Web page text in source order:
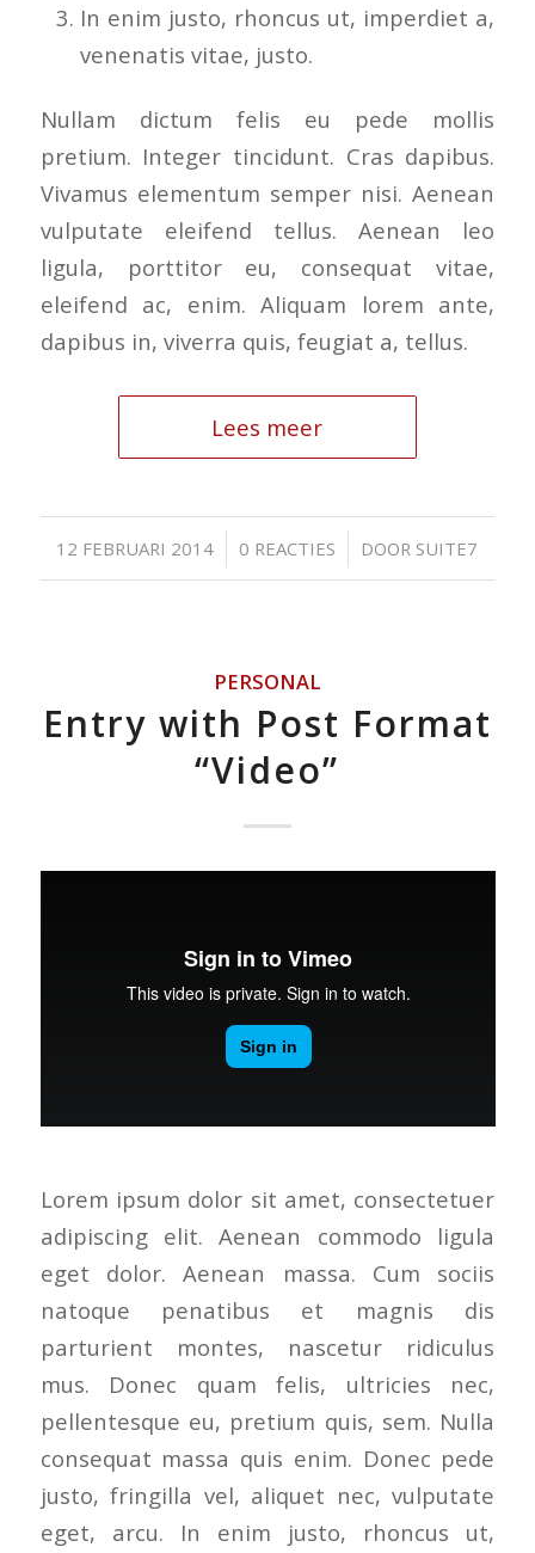
In enim justo, rhoncus ut, imperdiet a,
venenatis vitae, justo.
Nullam dictum felis eu pede mollis
pretium. Integer tincidunt. Cras dapibus.
Vivamus elementum semper nisi. Aenean
vulputate eleifend tellus. Aenean leo
ligula, porttitor eu, consequat vitae,
eleifend ac, enim. Aliquam lorem ante,
dapibus in, viverra quis, feugiat a, tellus.
Lees meer
12 FEBRUARI 2014
/ 0 REACTIES
/ DOOR SUITE7
PERSONAL
Entry with Post Format
“Video”
Lorem ipsum dolor sit amet, consectetuer
adipiscing elit. Aenean commodo ligula
eget dolor. Aenean massa. Cum sociis
natoque penatibus et magnis dis
parturient montes, nascetur ridiculus
mus. Donec quam felis, ultricies nec,
pellentesque eu, pretium quis, sem. Nulla
consequat massa quis enim. Donec pede
justo, fringilla vel, aliquet nec, vulputate
eget, arcu. In enim justo, rhoncus ut,